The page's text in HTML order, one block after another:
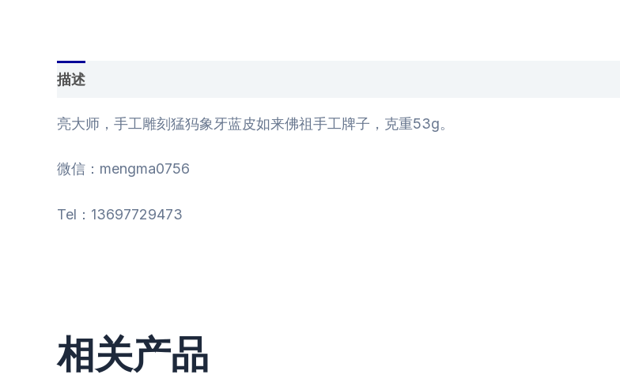
描述
亮大师，手工雕刻猛犸象牙蓝皮如来佛祖手工牌子，克重53g。
微信：mengma0756
Tel：13697729473
相关产品